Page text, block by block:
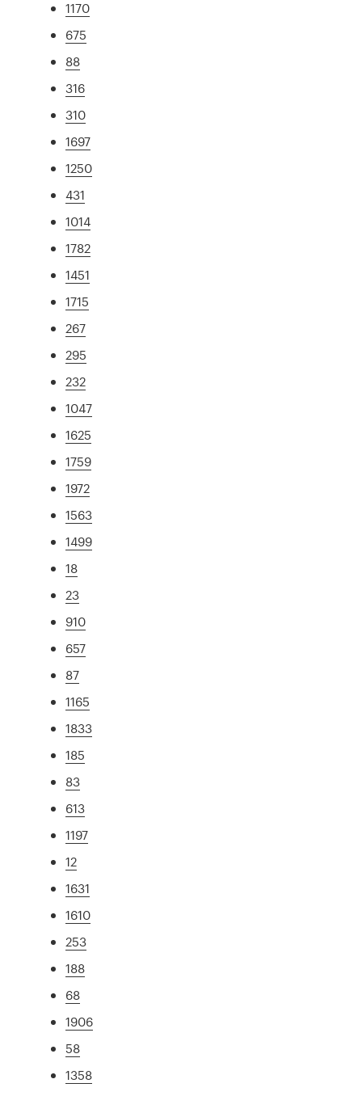
1170
675
88
316
310
1697
1250
431
1014
1782
1451
1715
267
295
232
1047
1625
1759
1972
1563
1499
18
23
910
657
87
1165
1833
185
83
613
1197
12
1631
1610
253
188
68
1906
58
1358